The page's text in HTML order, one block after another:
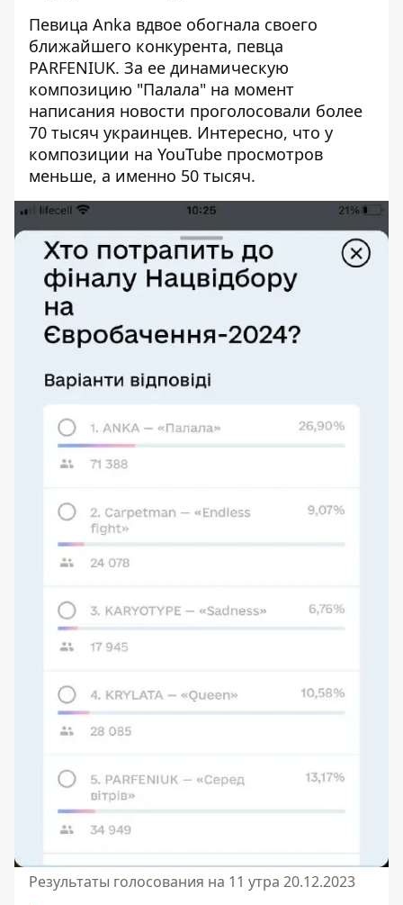
Певица Anka вдвое обогнала своего
ближайшего конкурента, певца
PARFENIUK. За ее динамическую
композицию "Палала" на момент
написания новости проголосовали более
70 тысяч украинцев. Интересно, что у
композиции на YouTube просмотров
меньше, а именно 50 тысяч.
Результаты голосования на 11 утра 20.12.2023